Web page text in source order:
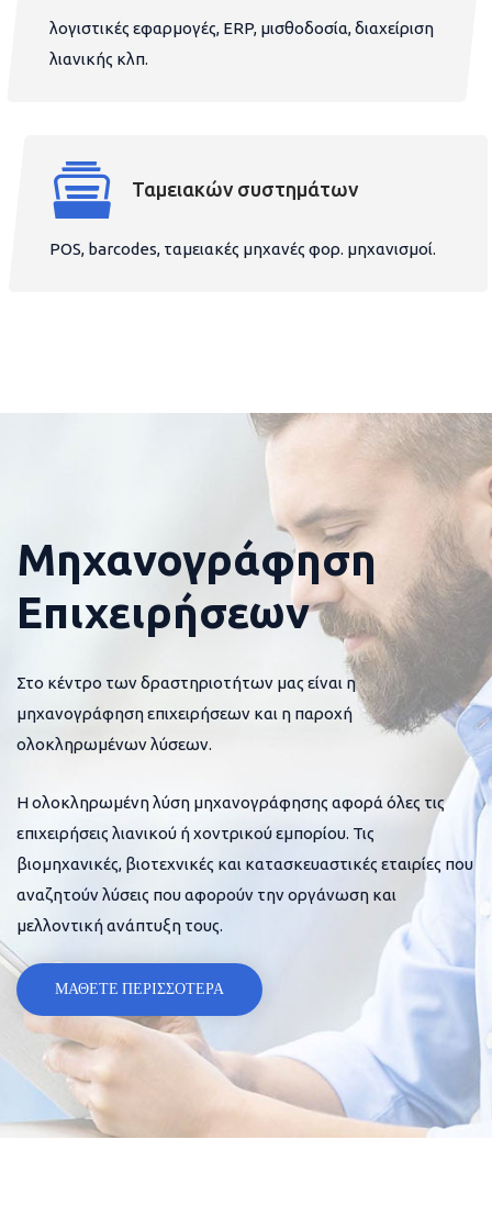
λογιστικές εφαρμογές, ERP, μισθοδοσία, διαχείριση
λιανικής κλπ.
Ταμειακών συστημάτων
POS, barcodes, ταμειακές μηχανές φορ. μηχανισμοί.
Μηχανογράφηση
Επιχειρήσεων
Στο κέντρο των δραστηριοτήτων μας είναι η
μηχανογράφηση επιχειρήσεων και η παροχή
ολοκληρωμένων λύσεων.
Η ολοκληρωμένη λύση μηχανογράφησης αφορά όλες τις
επιχειρήσεις λιανικού ή χοντρικού εμπορίου. Τις
βιομηχανικές, βιοτεχνικές και κατασκευαστικές εταιρίες που
αναζητούν λύσεις που αφορούν την οργάνωση και
μελλοντική ανάπτυξη τους.
ΜΑΘΕΤΕ ΠΕΡΙΣΣΟΤΕΡΑ